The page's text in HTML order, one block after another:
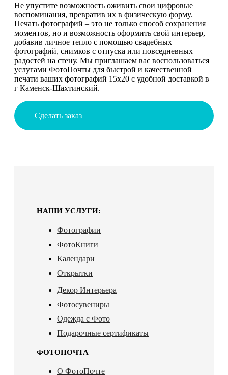
Не упустите возможность оживить свои цифровые
воспоминания, превратив их в физическую форму.
Печать фотографий – это не только способ сохранения
моментов, но и возможность оформить свой интерьер,
добавив личное тепло с помощью свадебных
фотографий, снимков с отпуска или повседневных
радостей на стену. Мы приглашаем вас воспользоваться
услугами ФотоПочты для быстрой и качественной
печати ваших фотографий 15х20 с удобной доставкой в
г Каменск-Шахтинский.
Сделать заказ
НАШИ УСЛУГИ:
Фотографии
ФотоКниги
Календари
Открытки
Декор Интерьера
Фотосувениры
Одежда с Фото
Подарочные сертификаты
ФОТОПОЧТА
О ФотоПочте